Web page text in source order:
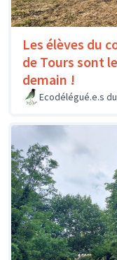
Les élèves du
de Tours sont
demain !
Ecodélégué.e.s